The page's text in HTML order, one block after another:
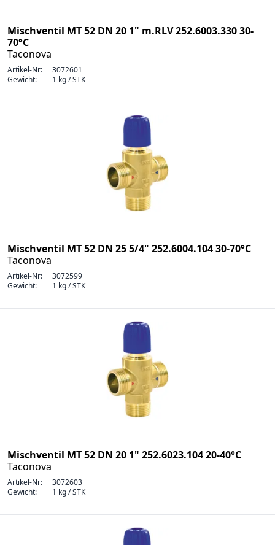
Mischventil MT 52 DN 20 1" m.RLV 252.6003.330 30-
70°C
Taconova
Artikel-Nr:
3072601
Gewicht:
1 kg / STK
Mischventil MT 52 DN 25 5/4" 252.6004.104 30-70°C
Taconova
Artikel-Nr:
3072599
Gewicht:
1 kg / STK
Mischventil MT 52 DN 20 1" 252.6023.104 20-40°C
Taconova
Artikel-Nr:
3072603
Gewicht:
1 kg / STK